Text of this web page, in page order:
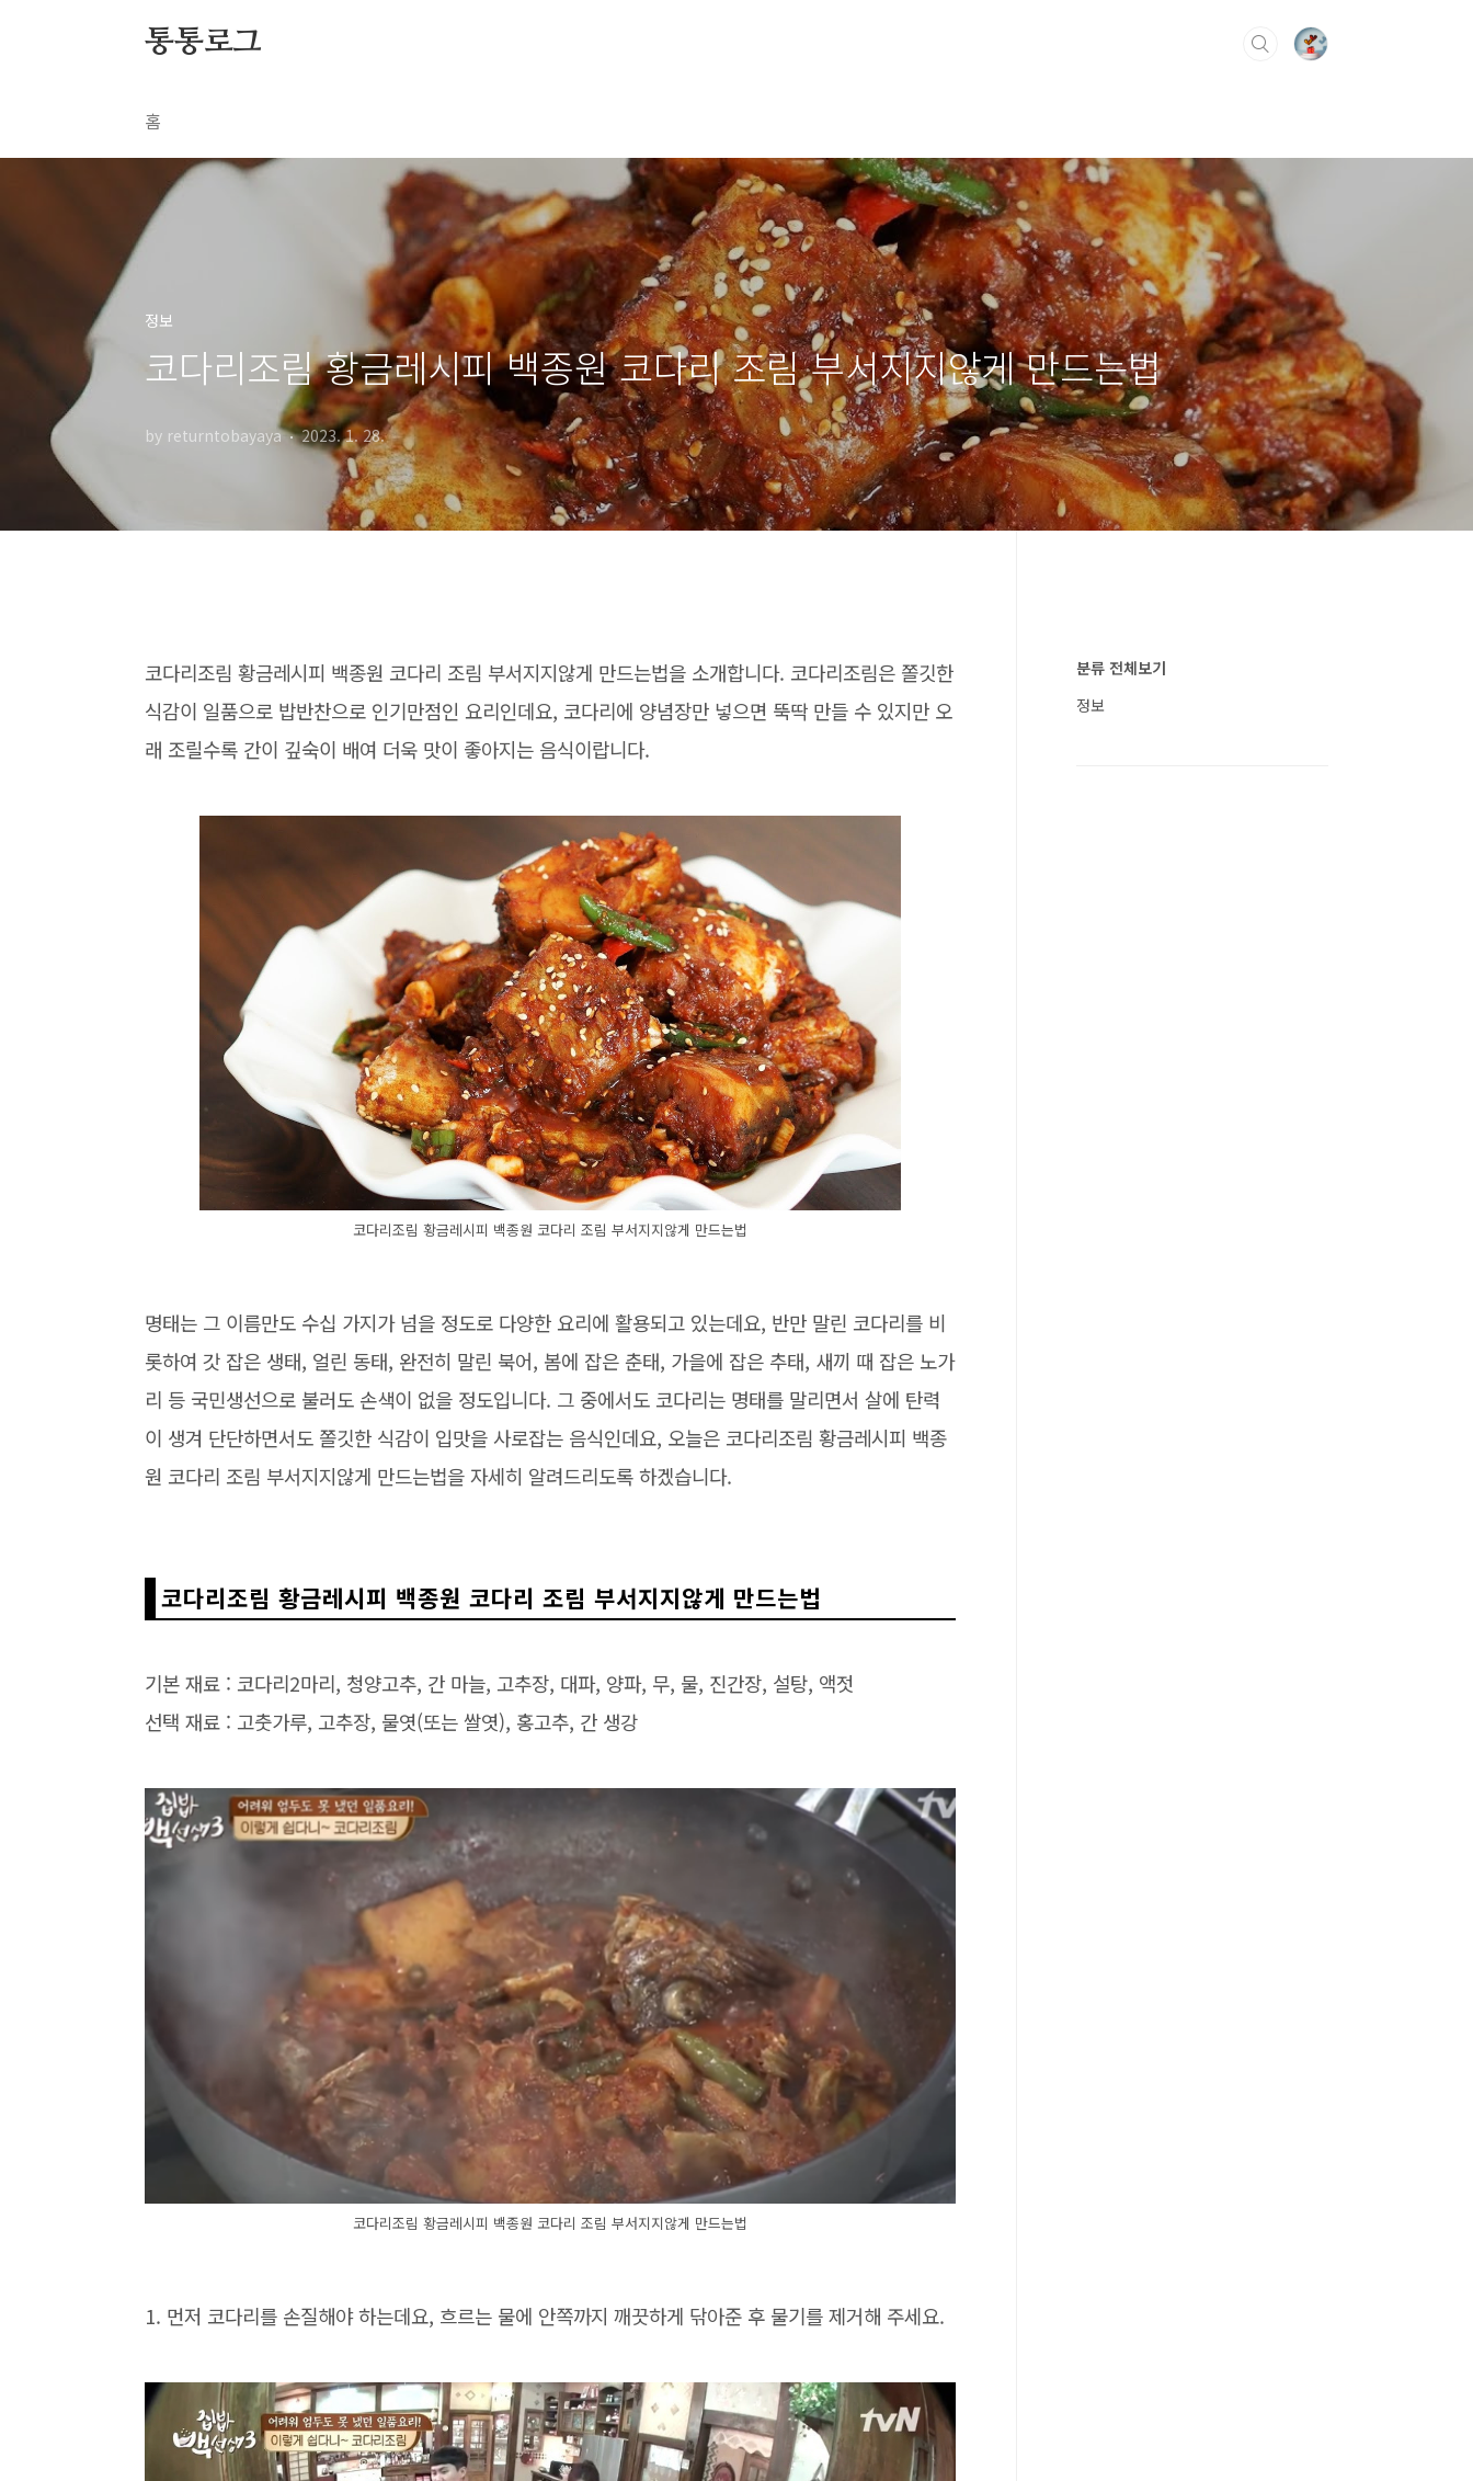
통통로그
홈
정보
코다리조림 황금레시피 백종원 코다리 조림 부서지지않게 만드는법
by returntobayaya 2023. 1. 28.
코다리조림 황금레시피 백종원 코다리 조림 부서지지않게 만드는법을 소개합니다. 코다리조림은 쫄깃한
식감이 일품으로 밥반찬으로 인기만점인 요리인데요, 코다리에 양념장만 넣으면 뚝딱 만들 수 있지만 오
래 조릴수록 간이 깊숙이 배여 더욱 맛이 좋아지는 음식이랍니다.
코다리조림 황금레시피 백종원 코다리 조림 부서지지않게 만드는법
명태는 그 이름만도 수십 가지가 넘을 정도로 다양한 요리에 활용되고 있는데요, 반만 말린 코다리를 비
롯하여 갓 잡은 생태, 얼린 동태, 완전히 말린 북어, 봄에 잡은 춘태, 가을에 잡은 추태, 새끼 때 잡은 노가
리 등 국민생선으로 불러도 손색이 없을 정도입니다. 그 중에서도 코다리는 명태를 말리면서 살에 탄력
이 생겨 단단하면서도 쫄깃한 식감이 입맛을 사로잡는 음식인데요, 오늘은 코다리조림 황금레시피 백종
원 코다리 조림 부서지지않게 만드는법을 자세히 알려드리도록 하겠습니다.
코다리조림 황금레시피 백종원 코다리 조림 부서지지않게 만드는법
기본 재료 : 코다리2마리, 청양고추, 간 마늘, 고추장, 대파, 양파, 무, 물, 진간장, 설탕, 액젓
선택 재료 : 고춧가루, 고추장, 물엿(또는 쌀엿), 홍고추, 간 생강
코다리조림 황금레시피 백종원 코다리 조림 부서지지않게 만드는법
1. 먼저 코다리를 손질해야 하는데요, 흐르는 물에 안쪽까지 깨끗하게 닦아준 후 물기를 제거해 주세요.
분류 전체보기
정보